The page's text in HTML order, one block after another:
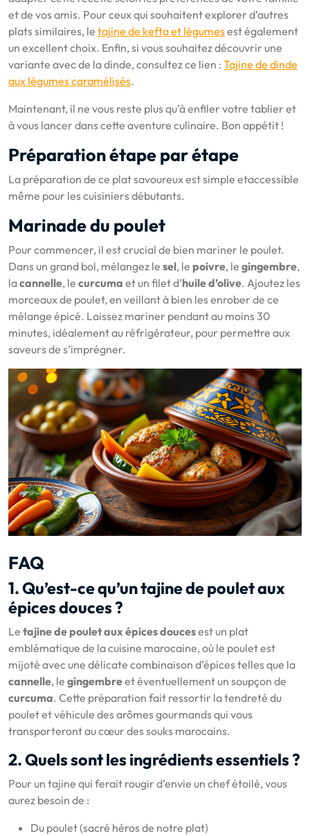
et de vos amis. Pour ceux qui souhaitent explorer d’autres
plats similaires, le tajine de kefta et légumesest également
un excellent choix. Enfin, si vous souhaitez découvrir une
variante avec de la dinde, consultez ce lien : Tajine de dinde
aux légumes caramélisés.
Maintenant, il ne vous reste plus qu’à enfiler votre tablier et
à vous lancer dans cette aventure culinaire. Bon appétit !
Préparation étape par étape
La préparation de ce plat savoureux est simple etaccessible
même pour les cuisiniers débutants.
Marinade du poulet
Pour commencer, il est crucial de bien mariner le poulet.
Dans un grand bol, mélangez le sel, le poivre, le gingembre,
lacannelle, le curcuma et un filet d’huile d’olive. Ajoutez les
morceaux de poulet, en veillant à bien les enrober de ce
mélange épicé. Laissez mariner pendant au moins 30
minutes, idéalement au réfrigérateur, pour permettre aux
saveurs de s’imprégner.
FAQ
1. Qu’est-ce qu’un tajine de poulet aux
épices douces ?
Le tajine de poulet aux épices doucesest un plat
emblématique de la cuisine marocaine, où le poulet est
mijoté avec une délicate combinaison d’épices telles que la
cannelle, le gingembreet éventuellement un soupçon de
curcuma. Cette préparation fait ressortir la tendreté du
poulet et véhicule des arômes gourmands qui vous
transporteront au cœur des souks marocains.
2. Quels sont les ingrédients essentiels ?
Pour un tajine qui ferait rougir d’envie un chef étoilé, vous
aurez besoin de :
Du poulet (sacré héros de notre plat)